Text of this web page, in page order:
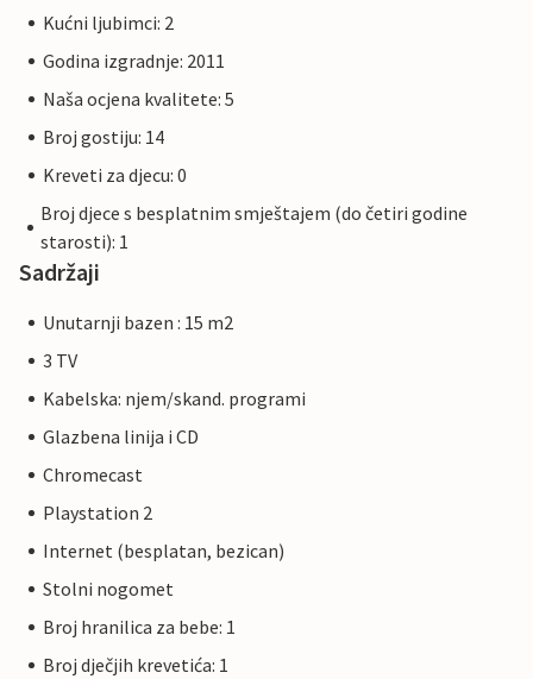
Kućni ljubimci: 2
Godina izgradnje: 2011
Naša ocjena kvalitete: 5
Broj gostiju: 14
Kreveti za djecu: 0
Broj djece s besplatnim smještajem (do četiri godine
starosti): 1
Sadržaji
Unutarnji bazen : 15 m2
3 TV
Kabelska: njem/skand. programi
Glazbena linija i CD
Chromecast
Playstation 2
Internet (besplatan, bezican)
Stolni nogomet
Broj hranilica za bebe: 1
Broj dječjih krevetića: 1